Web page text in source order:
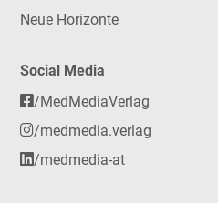
Neue Horizonte
Social Media
/MedMediaVerlag
/medmedia.verlag
/medmedia-at